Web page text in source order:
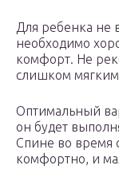
Для ребенка не
необходимо
комфорт. Не
слишком
Оптимальный
он будет
Спине во время
комфортно, и